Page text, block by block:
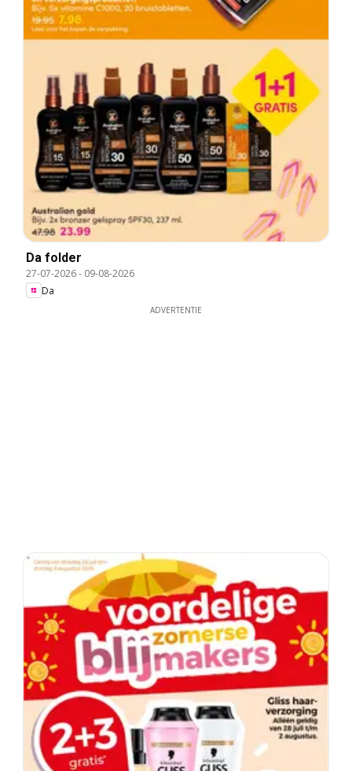
Da folder
27-07-2026- 09-08-2026
Da
ADVERTENTIE